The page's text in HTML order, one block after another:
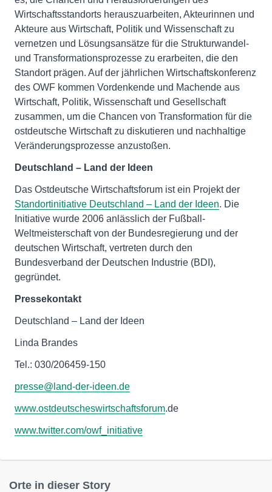
Wirtschaftsstandorts herauszuarbeiten, Akteurinnen und
Akteure aus Wirtschaft, Politik und Wissenschaft zu
vernetzen und Lösungsansätze für die Strukturwandel-
und Transformationsprozesse zu erarbeiten, die den
Standort prägen. Auf der jährlichen Wirtschaftskonferenz
des OWF kommen Vordenkende und Machende aus
Wirtschaft, Politik, Wissenschaft und Gesellschaft
zusammen, um die Chancen von Transformation für die
ostdeutsche Wirtschaft zu diskutieren und nachhaltige
Veränderungsprozesse anzustoßen.
Deutschland – Land der Ideen
Das Ostdeutsche Wirtschaftsforum ist ein Projekt der
Standortinitiative Deutschland – Land der Ideen. Die
Initiative wurde 2006 anlässlich der Fußball-
Weltmeisterschaft von der Bundesregierung und der
deutschen Wirtschaft, vertreten durch den
Bundesverband der Deutschen Industrie (BDI),
gegründet.
Pressekontakt
Deutschland – Land der Ideen
Linda Brandes
Tel.: 030/206459-150
presse@land-der-ideen.de
www.ostdeutscheswirtschaftsforum.de
www.twitter.com/owf_initiative
Orte in dieser Story